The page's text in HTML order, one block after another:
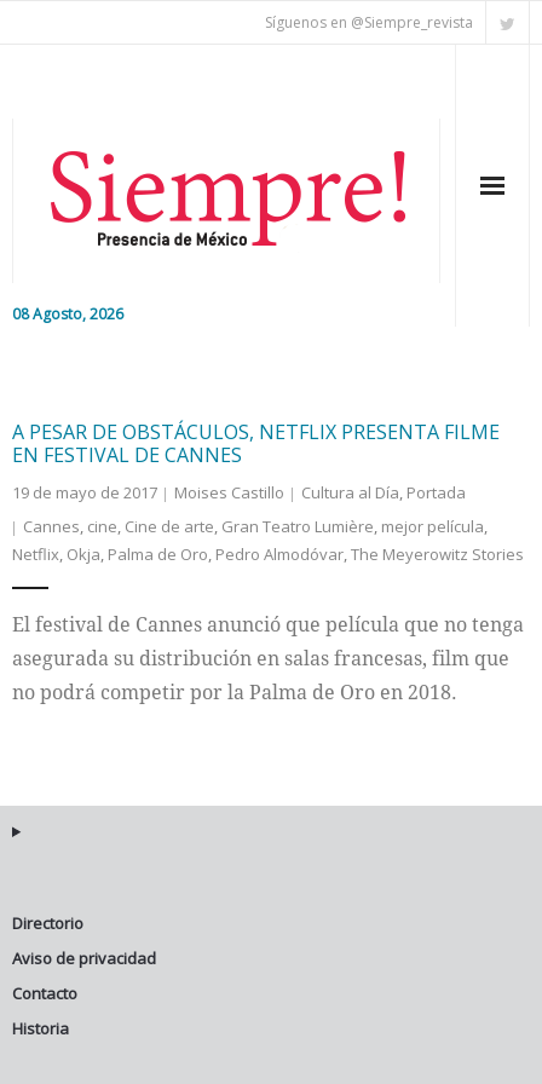
Síguenos en @Siempre_revista
08 Agosto, 2026
Colaboradores
Cultura
A PESAR DE OBSTÁCULOS, NETFLIX PRESENTA FILME
EN FESTIVAL DE CANNES
19 de mayo de 2017 Moises Castillo Cultura al Día, Portada
Cannes, cine, Cine de arte, Gran Teatro Lumière, mejor película,
Netflix, Okja, Palma de Oro, Pedro Almodóvar,The Meyerowitz Stories
El festival de Cannes anunció que película que no tenga
asegurada su distribución en salas francesas, film que
no podrá competir por la Palma de Oro en 2018.
Directorio
Aviso de privacidad
Contacto
Historia